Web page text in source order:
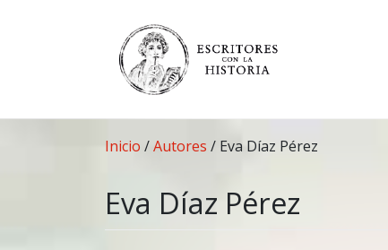
Inicio /Autores / Eva Díaz Pérez
Eva Díaz Pérez